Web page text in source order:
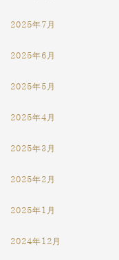
2025年7月
2025年6月
2025年5月
2025年4月
2025年3月
2025年2月
2025年1月
2024年12月